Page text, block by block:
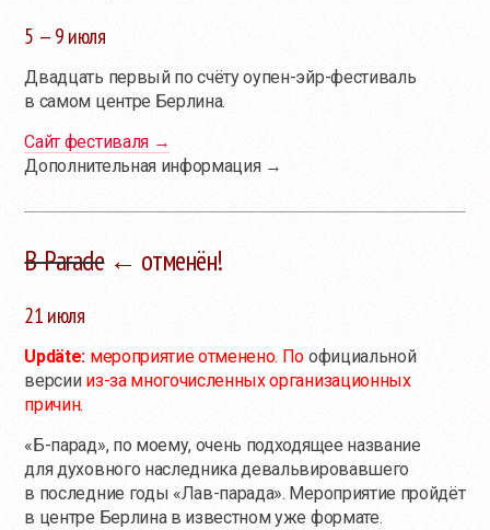
5 — 9 июля
Двадцать первый по счёту оупен-эйр-фестиваль
в самом центре Берлина.
Сайт фестиваля →
Дополнительная информация →
B-Parade← отменён!
21 июля
Updäte: мероприятие отменено. По официальной
версии из-замногочисленных организационных
причин.
«Б-парад», по моему, очень подходящее название
для духовного наследника девальвировавшего
в последние годы «Лав-парада». Мероприятие пройдёт
в центре Берлина в известном уже формате.